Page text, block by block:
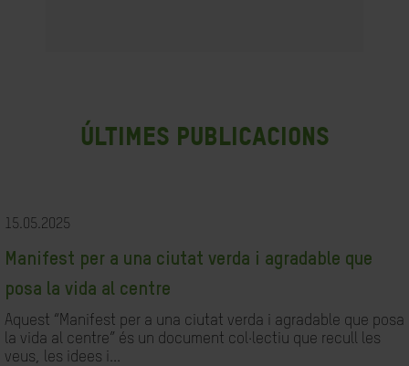
últimes publicacions
15.05.2025
Manifest per a una ciutat verda i agradable que
posa la vida al centre
Aquest “Manifest per a una ciutat verda i agradable que posa
la vida al centre” és un document col·lectiu que recull les
veus, les idees i...